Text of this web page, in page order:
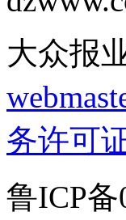
大众报
务许可
鲁ICP备